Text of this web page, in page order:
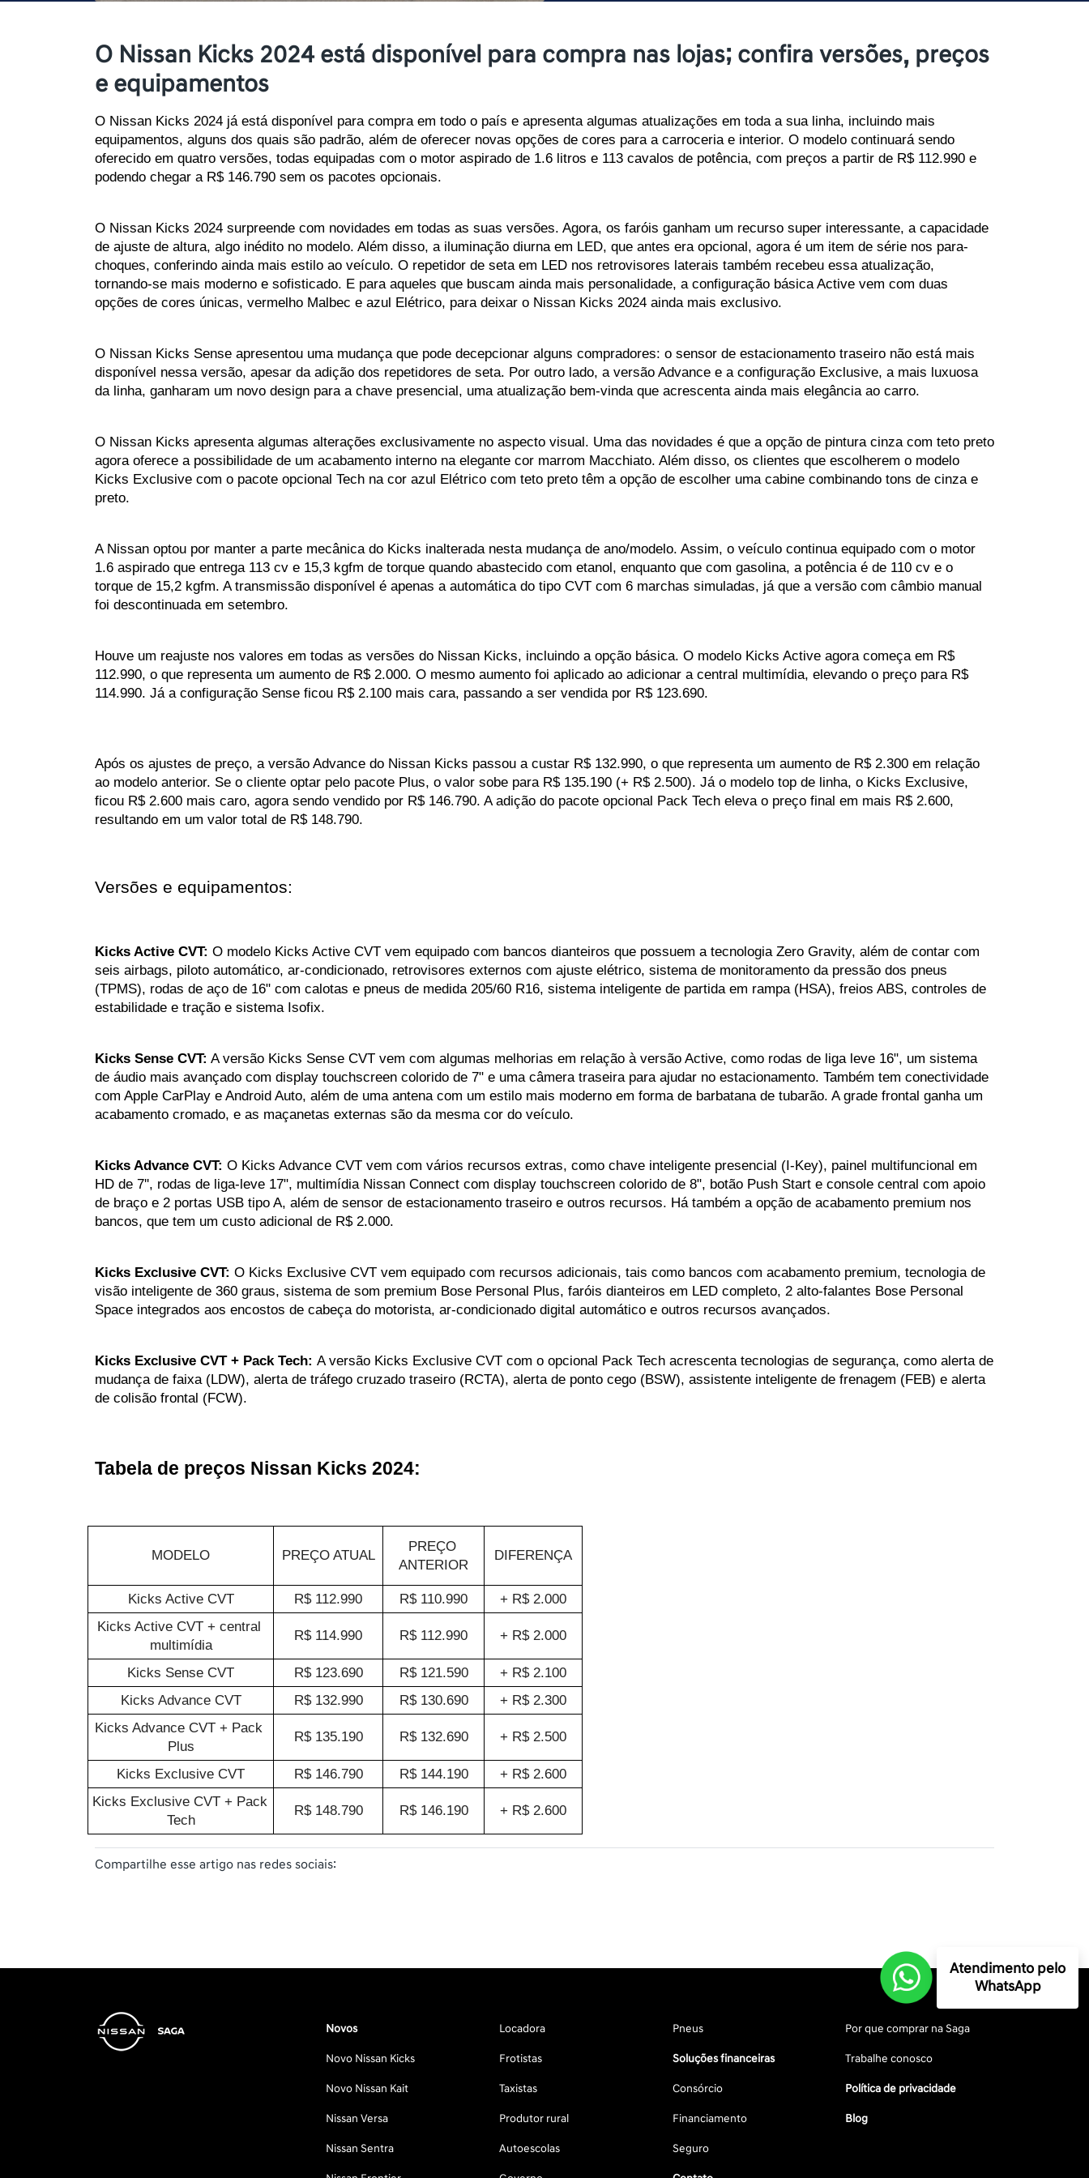
O Nissan Kicks 2024 está disponível para compra nas lojas; confira versões, preços
e equipamentos
O Nissan Kicks 2024 já está disponível para compra em todo o país e apresenta algumas atualizações em toda a sua linha, incluindo mais
equipamentos, alguns dos quais são padrão, além de oferecer novas opções de cores para a carroceria e interior. O modelo continuará sendo
oferecido em quatro versões, todas equipadas com o motor aspirado de 1.6 litros e 113 cavalos de potência, com preços a partir de R$ 112.990 e
podendo chegar a R$ 146.790 sem os pacotes opcionais.
O Nissan Kicks 2024 surpreende com novidades em todas as suas versões. Agora, os faróis ganham um recurso super interessante, a capacidade
de ajuste de altura, algo inédito no modelo. Além disso, a iluminação diurna em LED, que antes era opcional, agora é um item de série nos para-
choques, conferindo ainda mais estilo ao veículo. O repetidor de seta em LED nos retrovisores laterais também recebeu essa atualização,
tornando-se mais moderno e sofisticado. E para aqueles que buscam ainda mais personalidade, a configuração básica Active vem com duas
opções de cores únicas, vermelho Malbec e azul Elétrico, para deixar o Nissan Kicks 2024 ainda mais exclusivo.
O Nissan Kicks Sense apresentou uma mudança que pode decepcionar alguns compradores: o sensor de estacionamento traseiro não está mais
disponível nessa versão, apesar da adição dos repetidores de seta. Por outro lado, a versão Advance e a configuração Exclusive, a mais luxuosa
da linha, ganharam um novo design para a chave presencial, uma atualização bem-vinda que acrescenta ainda mais elegância ao carro.
O Nissan Kicks apresenta algumas alterações exclusivamente no aspecto visual. Uma das novidades é que a opção de pintura cinza com teto preto
agora oferece a possibilidade de um acabamento interno na elegante cor marrom Macchiato. Além disso, os clientes que escolherem o modelo
Kicks Exclusive com o pacote opcional Tech na cor azul Elétrico com teto preto têm a opção de escolher uma cabine combinando tons de cinza e
preto.
A Nissan optou por manter a parte mecânica do Kicks inalterada nesta mudança de ano/modelo. Assim, o veículo continua equipado com o motor
1.6 aspirado que entrega 113 cv e 15,3 kgfm de torque quando abastecido com etanol, enquanto que com gasolina, a potência é de 110 cv e o
torque de 15,2 kgfm. A transmissão disponível é apenas a automática do tipo CVT com 6 marchas simuladas, já que a versão com câmbio manual
foi descontinuada em setembro.
Houve um reajuste nos valores em todas as versões do Nissan Kicks, incluindo a opção básica. O modelo Kicks Active agora começa em R$
112.990, o que representa um aumento de R$ 2.000. O mesmo aumento foi aplicado ao adicionar a central multimídia, elevando o preço para R$
114.990. Já a configuração Sense ficou R$ 2.100 mais cara, passando a ser vendida por R$ 123.690.
Após os ajustes de preço, a versão Advance do Nissan Kicks passou a custar R$ 132.990, o que representa um aumento de R$ 2.300 em relação
ao modelo anterior. Se o cliente optar pelo pacote Plus, o valor sobe para R$ 135.190 (+ R$ 2.500). Já o modelo top de linha, o Kicks Exclusive,
ficou R$ 2.600 mais caro, agora sendo vendido por R$ 146.790. A adição do pacote opcional Pack Tech eleva o preço final em mais R$ 2.600,
resultando em um valor total de R$ 148.790.
Versões e equipamentos:
Kicks Active CVT: O modelo Kicks Active CVT vem equipado com bancos dianteiros que possuem a tecnologia Zero Gravity, além de contar com
seis airbags, piloto automático, ar-condicionado, retrovisores externos com ajuste elétrico, sistema de monitoramento da pressão dos pneus
(TPMS), rodas de aço de 16" com calotas e pneus de medida 205/60 R16, sistema inteligente de partida em rampa (HSA), freios ABS, controles de
estabilidade e tração e sistema Isofix.
Kicks Sense CVT: A versão Kicks Sense CVT vem com algumas melhorias em relação à versão Active, como rodas de liga leve 16", um sistema
de áudio mais avançado com display touchscreen colorido de 7" e uma câmera traseira para ajudar no estacionamento. Também tem conectividade
com Apple CarPlay e Android Auto, além de uma antena com um estilo mais moderno em forma de barbatana de tubarão. A grade frontal ganha um
acabamento cromado, e as maçanetas externas são da mesma cor do veículo.
Kicks Advance CVT: O Kicks Advance CVT vem com vários recursos extras, como chave inteligente presencial (I-Key), painel multifuncional em
HD de 7'', rodas de liga-leve 17", multimídia Nissan Connect com display touchscreen colorido de 8", botão Push Start e console central com apoio
de braço e 2 portas USB tipo A, além de sensor de estacionamento traseiro e outros recursos. Há também a opção de acabamento premium nos
bancos, que tem um custo adicional de R$ 2.000.
Kicks Exclusive CVT: O Kicks Exclusive CVT vem equipado com recursos adicionais, tais como bancos com acabamento premium, tecnologia de
visão inteligente de 360 graus, sistema de som premium Bose Personal Plus, faróis dianteiros em LED completo, 2 alto-falantes Bose Personal
Space integrados aos encostos de cabeça do motorista, ar-condicionado digital automático e outros recursos avançados.
Kicks Exclusive CVT + Pack Tech: A versão Kicks Exclusive CVT com o opcional Pack Tech acrescenta tecnologias de segurança, como alerta de
mudança de faixa (LDW), alerta de tráfego cruzado traseiro (RCTA), alerta de ponto cego (BSW), assistente inteligente de frenagem (FEB) e alerta
de colisão frontal (FCW).
Tabela de preços Nissan Kicks 2024:
MODELO PREÇO ATUAL
PREÇO
ANTERIOR
DIFERENÇA
Kicks Active CVT R$ 112.990 R$ 110.990
+ R$ 2.000
Kicks Active CVT + central
multimídia
R$ 114.990 R$ 112.990 + R$ 2.000
Kicks Sense CVT R$ 123.690 R$ 121.590
+ R$ 2.100
Kicks Advance CVT
R$ 132.990 R$ 130.690
+ R$ 2.300
Kicks Advance CVT + Pack
Plus
R$ 135.190 R$ 132.690 + R$ 2.500
Kicks Exclusive CVT R$ 146.790 R$ 144.190
+ R$ 2.600
Kicks Exclusive CVT + Pack
Tech
R$ 148.790 R$ 146.190 + R$ 2.600
Compartilhe esse artigo nas redes sociais:
Novos
Novo Nissan Kicks
Novo Nissan Kait
Nissan Versa
Nissan Sentra
Locadora
Frotistas
Taxistas
Produtor rural
Autoescolas
Pneus
Soluções financeiras
Consórcio
Financiamento
Seguro
Por que comprar na Saga
Trabalhe conosco
Política de privacidade
Blog
Atendimento pelo
WhatsApp